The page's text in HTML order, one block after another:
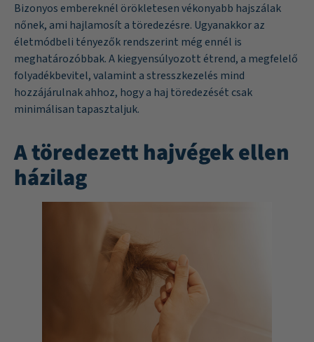
Bizonyos embereknél örökletesen vékonyabb hajszálak
nőnek, ami hajlamosít a töredezésre. Ugyanakkor az
életmódbeli tényezők rendszerint még ennél is
meghatározóbbak. A kiegyensúlyozott étrend, a megfelelő
folyadékbevitel, valamint a stresszkezelés mind
hozzájárulnak ahhoz, hogy a haj töredezését csak
minimálisan tapasztaljuk.
A töredezett hajvégek ellen
házilag